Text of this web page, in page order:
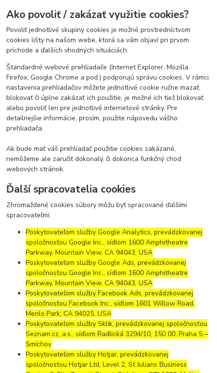
Ako povoliť / zakázať využitie cookies?
Povoliť jednotlivé skupiny cookies je možné prostredníctvom
cookies lišty na našom webe, ktorá sa vám objaví pri prvom
príchode a ďalších vhodných situáciách.
Štandardné webové prehliadače (Internet Explorer, Mozilla
Firefox, Google Chrome a pod.) podporujú správu cookies. V rámci
nastavenia prehliadačov môžete jednotlivé cookie ručne mazať,
blokovať či úplne zakázať ich použitie, je možné ich tiež blokovať
alebo povoliť len pre jednotlivé internetové stránky. Pre
detailnejšie informácie, prosím, použite nápovedu vášho
prehliadača.
Ak bude mať váš prehliadač použitie cookies zakázané,
nemôžeme ale zaručiť dokonalý, či dokonca funkčný chod
webových stránok.
Ďalší spracovatelia cookies
Zhromaždené cookies súbory môžu byť spracované ďalšími
spracovateľmi:
Poskytovateľom služby Google Analytics, prevádzkovanej
spoločnosťou Google Inc., sídlom 1600 Amphitheatre
Parkway, Mountain View, CA 94043, USA
Poskytovateľom služby Google Ads, prevádzkovanej
spoločnosťou Google Inc., sídlom 1600 Amphitheatre
Parkway, Mountain View, CA 94043, USA
Poskytovateľom služby Facebook Ads, prevádzkovanej
spoločnosťou Facebook Inc., sídlom 1601 Willow Road,
Menlo Park, CA 94025, USA
Poskytovateľom služby Sklik, prevádzkovanej spoločnosťou
Seznam.cz, a.s., sídlom Radlická 3294/10, 150 00, Praha 5 –
Smíchov
Poskytovateľom služby Hotjar, prevádzkovanej
spoločnosťou Hotjar Ltd, Level 2, St Julians Business